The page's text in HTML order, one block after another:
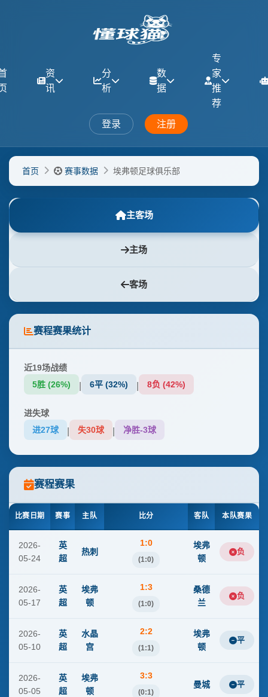
资
讯
分
析
数
据
专
家
推
荐
登录 注册
首页 赛事数据 埃弗顿足球俱乐部
主客场
主场
客场
赛程赛果统计
近19场战绩
5胜 (26%)
6平 (32%) 8负 (42%)
进失球
进27球
失30球 净胜-3球
赛程赛果
比赛日期 赛事 主队 比分 客队 本队赛果
2026-
05-24
英
超
热刺
1:0
(1:0)
埃弗
顿
负
2026-
05-17
英
超
埃弗
顿
1:3
(1:0)
桑德
兰
负
2026-
05-10
英
超
水晶
宫
2:2
(1:1)
埃弗
顿
平
2026-
05-05
英
超
埃弗
顿
3:3
(0:1)
曼城 平